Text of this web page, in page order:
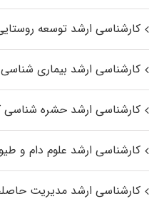
کارشناسی ارشد توسعه
کارشناسی ارشد بیماری‌
کارشناسی ارشد حشره‌ شناسی
کارشناسی ارشد علوم دام و
کارشناسی ارشد مدیریت